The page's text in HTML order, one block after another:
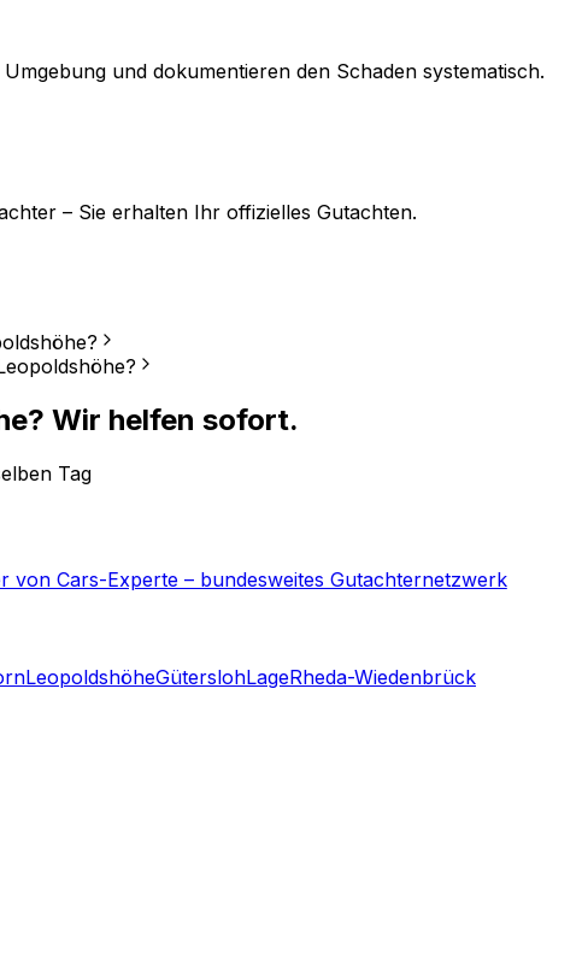
und dokumentieren den Schaden systematisch.
– Sie erhalten Ihr offizielles Gutachten.
Wir helfen sofort.
Tag
von Cars-Experte – bundesweites Gutachternetzwerk
LeopoldshöheGüterslohLageRheda-Wiedenbrück